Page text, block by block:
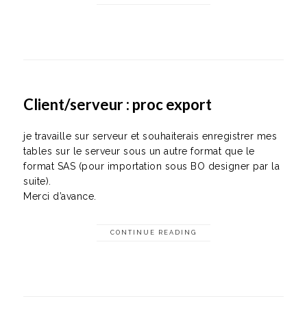
Client/serveur : proc export
je travaille sur serveur et souhaiterais enregistrer mes
tables sur le serveur sous un autre format que le
format SAS (pour importation sous BO designer par la
suite).
Merci d’avance.
CONTINUE READING